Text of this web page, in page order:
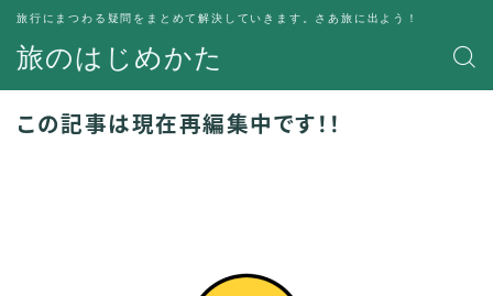
旅のはじめかた
旅行にまつわる疑問をまとめて解決していきます。さあ旅に出よう！
この記事は現在再編集中です！！